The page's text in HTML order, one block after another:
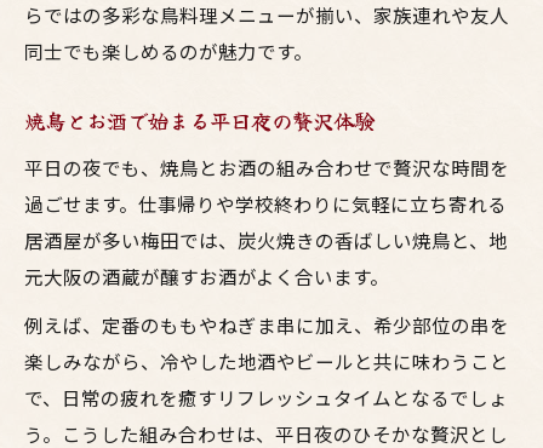
らではの多彩な鳥料理メニューが揃い、家族連れや友人
同士でも楽しめるのが魅力です。
焼鳥とお酒で始まる平日夜の贅沢体験
平日の夜でも、焼鳥とお酒の組み合わせで贅沢な時間を
過ごせます。仕事帰りや学校終わりに気軽に立ち寄れる
居酒屋が多い梅田では、炭火焼きの香ばしい焼鳥と、地
元大阪の酒蔵が醸すお酒がよく合います。
例えば、定番のももやねぎま串に加え、希少部位の串を
楽しみながら、冷やした地酒やビールと共に味わうこと
で、日常の疲れを癒すリフレッシュタイムとなるでしょ
う。こうした組み合わせは、平日夜のひそかな贅沢とし